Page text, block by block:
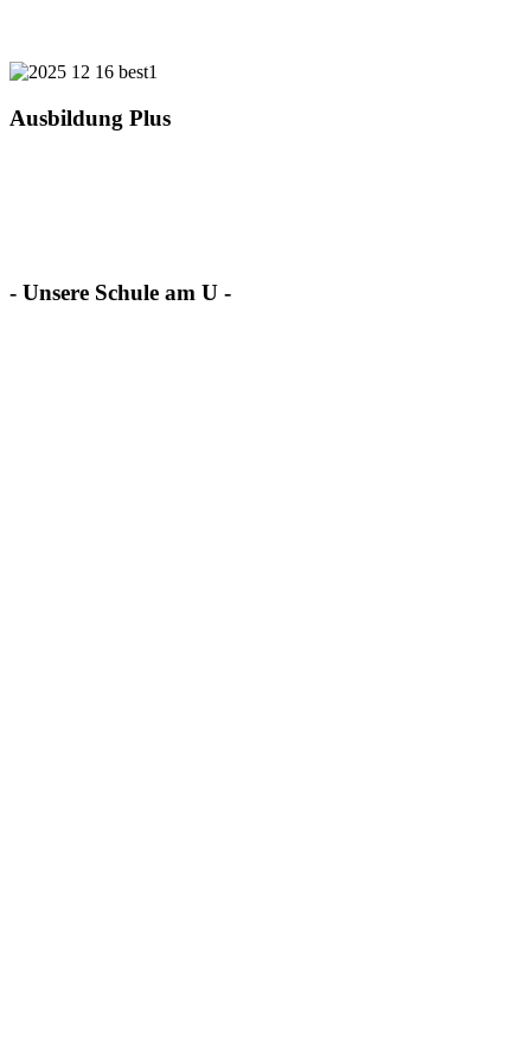
Ausbildung Plus
- Unsere Schule am U -